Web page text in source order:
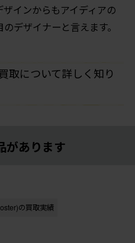
インからもアイディアの
デザイナーと言えます。
取について詳しく知り
があります
の買取実績